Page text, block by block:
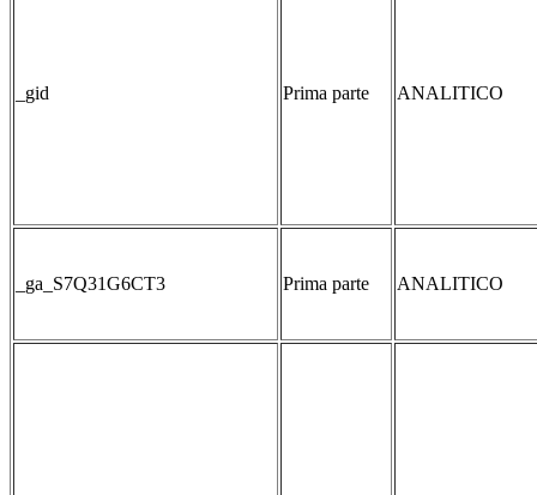
_gid Prima parte ANALITICO
_ga_S7Q31G6CT3 Prima parte ANALITICO